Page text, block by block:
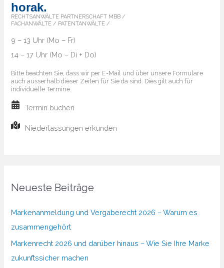
horak.
RECHTSANWÄLTE PARTNERSCHAFT MBB /
FACHANWÄLTE / PATENTANWÄLTE /
9 – 13 Uhr (Mo – Fr)
14 – 17 Uhr (Mo – Di + Do)
Bitte beachten Sie, dass wir per E-Mail und über unsere Formulare
auch ausserhalb dieser Zeiten für Sie da sind. Dies gilt auch für
individuelle Termine.
Termin buchen
Niederlassungen erkunden
Neueste Beiträge
Markenanmeldung und Vergaberecht 2026 – Warum es
zusammengehört
Markenrecht 2026 und darüber hinaus – Wie Sie Ihre Marke
zukunftssicher machen